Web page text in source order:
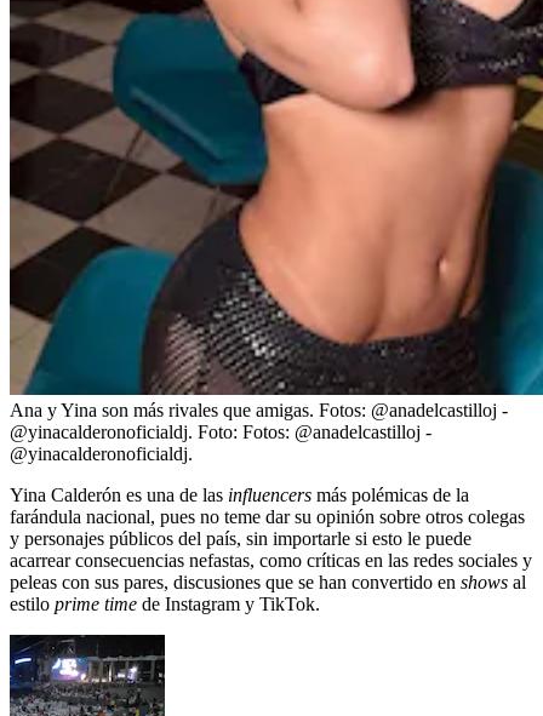
Ana y Yina son más rivales que amigas. Fotos: @anadelcastilloj -
@yinacalderonoficialdj. Foto: Fotos: @anadelcastilloj -
@yinacalderonoficialdj.
Yina Calderón es una de las influencers más polémicas de la
farándula nacional, pues no teme dar su opinión sobre otros colegas
y personajes públicos del país, sin importarle si esto le puede
acarrear consecuencias nefastas, como críticas en las redes sociales y
peleas con sus pares, discusiones que se han convertido en shows al
estilo prime time de Instagram y TikTok.